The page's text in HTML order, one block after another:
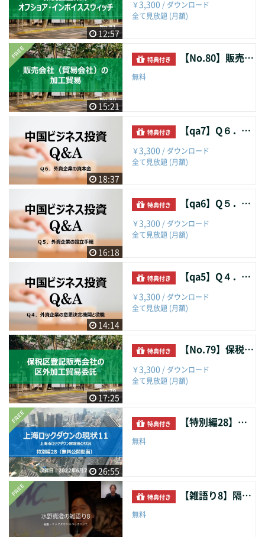
12:57
￥3,300 / ダウンロード
全て見放題 (月額)
15:21
特典付き 【No.80】販売会社（貿易会社）の加工貿易
無料
18:37
特典付き 【qa7】Q６．外資企業の資本金
￥3,300 / ダウンロード
全て見放題 (月額)
16:18
特典付き 【qa6】Q５．外資企業の設立手続
￥3,300 / ダウンロード
全て見放題 (月額)
14:14
特典付き 【qa5】Q４．外資企業の意思決定機関と役職
￥3,300 / ダウンロード
全て見放題 (月額)
17:25
特典付き 【No.79】保税区登記販売会社の区外加工貿易委託
￥3,300 / ダウンロード
全て見放題 (月額)
26:55
特典付き 【特別編28】上海ロックダウンの現状１１
無料
特典付き 【雑語り8】隔離・ロックダウンのつらさついて
無料